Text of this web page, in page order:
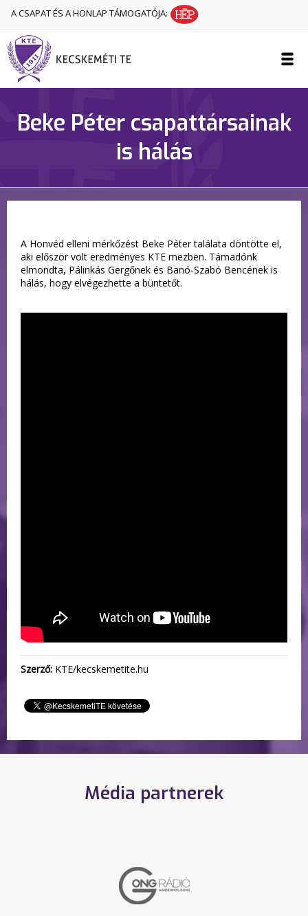
A CSAPAT ÉS A HONLAP TÁMOGATÓJA:
Beke Péter csapattársainak
is hálás
A Honvéd elleni mérkőzést Beke Péter találata döntötte el,
aki először volt eredményes KTE mezben. Támadónk
elmondta, Pálinkás Gergőnek és Banó-Szabó Bencének is
hálás, hogy elvégezhette a büntetőt.
Szerző: KTE/kecskemetite.hu
Média partnerek